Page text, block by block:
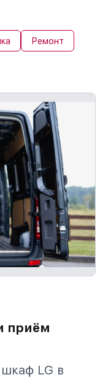
с гарантией до
Ремонт
приём
LG в